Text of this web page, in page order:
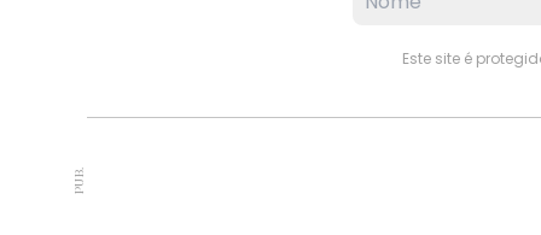
Este site é
PUB.